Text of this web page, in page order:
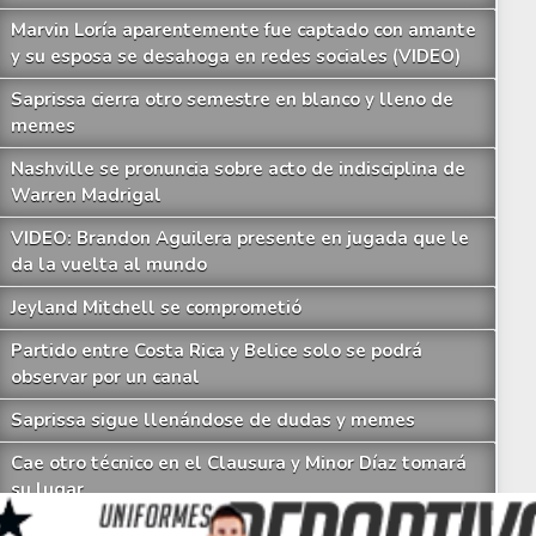
Marvin Loría aparentemente fue captado con amante
y su esposa se desahoga en redes sociales (VIDEO)
Saprissa cierra otro semestre en blanco y lleno de
memes
Nashville se pronuncia sobre acto de indisciplina de
Warren Madrigal
VIDEO: Brandon Aguilera presente en jugada que le
da la vuelta al mundo
Jeyland Mitchell se comprometió
Partido entre Costa Rica y Belice solo se podrá
observar por un canal
Saprissa sigue llenándose de dudas y memes
Cae otro técnico en el Clausura y Minor Díaz tomará
su lugar
Giacone: "No puedo estar llorando por una situación que no depende de